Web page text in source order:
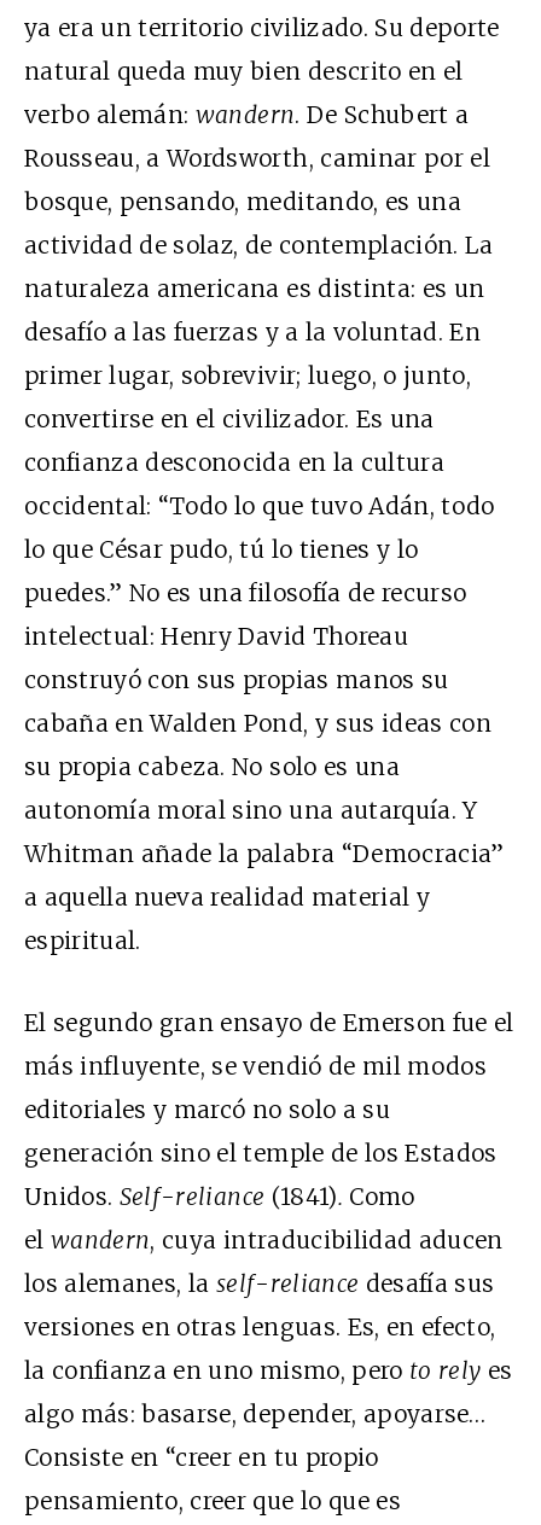
ya era un territorio civilizado. Su deporte
natural queda muy bien descrito en el
verbo alemán: wandern. De Schubert a
Rousseau, a Wordsworth, caminar por el
bosque, pensando, meditando, es una
actividad de solaz, de contemplación. La
naturaleza americana es distinta: es un
desafío a las fuerzas y a la voluntad. En
primer lugar, sobrevivir; luego, o junto,
convertirse en el civilizador. Es una
confianza desconocida en la cultura
occidental: “Todo lo que tuvo Adán, todo
lo que César pudo, tú lo tienes y lo
puedes.” No es una filosofía de recurso
intelectual: Henry David Thoreau
construyó con sus propias manos su
cabaña en Walden Pond, y sus ideas con
su propia cabeza. No solo es una
autonomía moral sino una autarquía. Y
Whitman añade la palabra “Democracia”
a aquella nueva realidad material y
espiritual.
El segundo gran ensayo de Emerson fue el
más influyente, se vendió de mil modos
editoriales y marcó no solo a su
generación sino el temple de los Estados
Unidos. Self-reliance (1841). Como
elwandern, cuya intraducibilidad aducen
los alemanes, la self-reliance desafía sus
versiones en otras lenguas. Es, en efecto,
la confianza en uno mismo, pero to rely es
algo más: basarse, depender, apoyarse…
Consiste en “creer en tu propio
pensamiento, creer que lo que es